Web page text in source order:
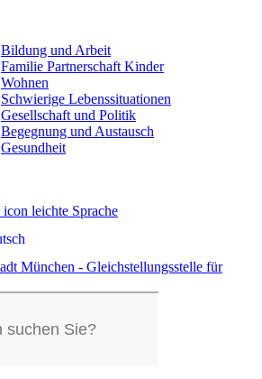
Bildung und Arbeit
Familie Partnerschaft Kinder
Wohnen
Schwierige Lebens­situationen
Gesellschaft und Politik
Begegnung und Austausch
Gesundheit